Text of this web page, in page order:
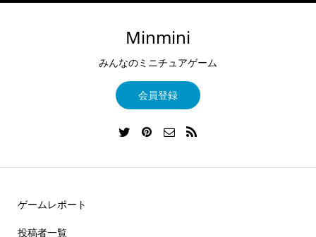
Minmini
みんなのミニチュアゲーム
会員登録
ゲームレポート
投稿者一覧